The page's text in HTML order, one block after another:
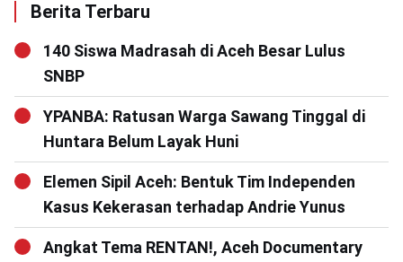
Berita Terbaru
140 Siswa Madrasah di Aceh Besar Lulus
SNBP
YPANBA: Ratusan Warga Sawang Tinggal di
Huntara Belum Layak Huni
Elemen Sipil Aceh: Bentuk Tim Independen
Kasus Kekerasan terhadap Andrie Yunus
Angkat Tema RENTAN!, Aceh Documentary